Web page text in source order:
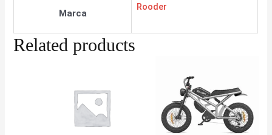
Marca
Rooder
Related products